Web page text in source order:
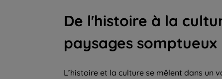
De l'histoire à la
paysages somptueux
L’histoire et la culture se mêlent dans un